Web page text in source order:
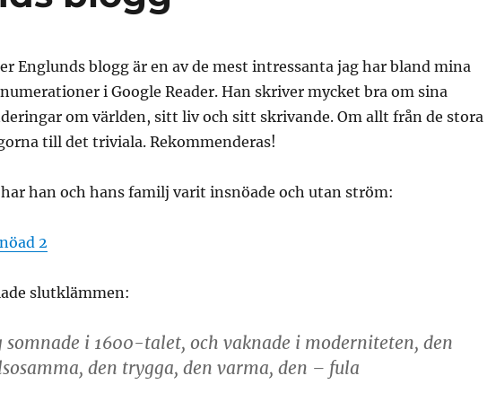
Englunds blogg är en av de mest intressanta jag har bland mina
i Google Reader. Han skriver mycket bra om sina
om världen, sitt liv och sitt skrivande. Om allt från de stora
till det triviala. Rekommenderas!
han och hans familj varit insnöade och utan ström:
2
slutklämmen:
somnade i 1600-talet, och vaknade i moderniteten, den
den trygga, den varma, den – fula